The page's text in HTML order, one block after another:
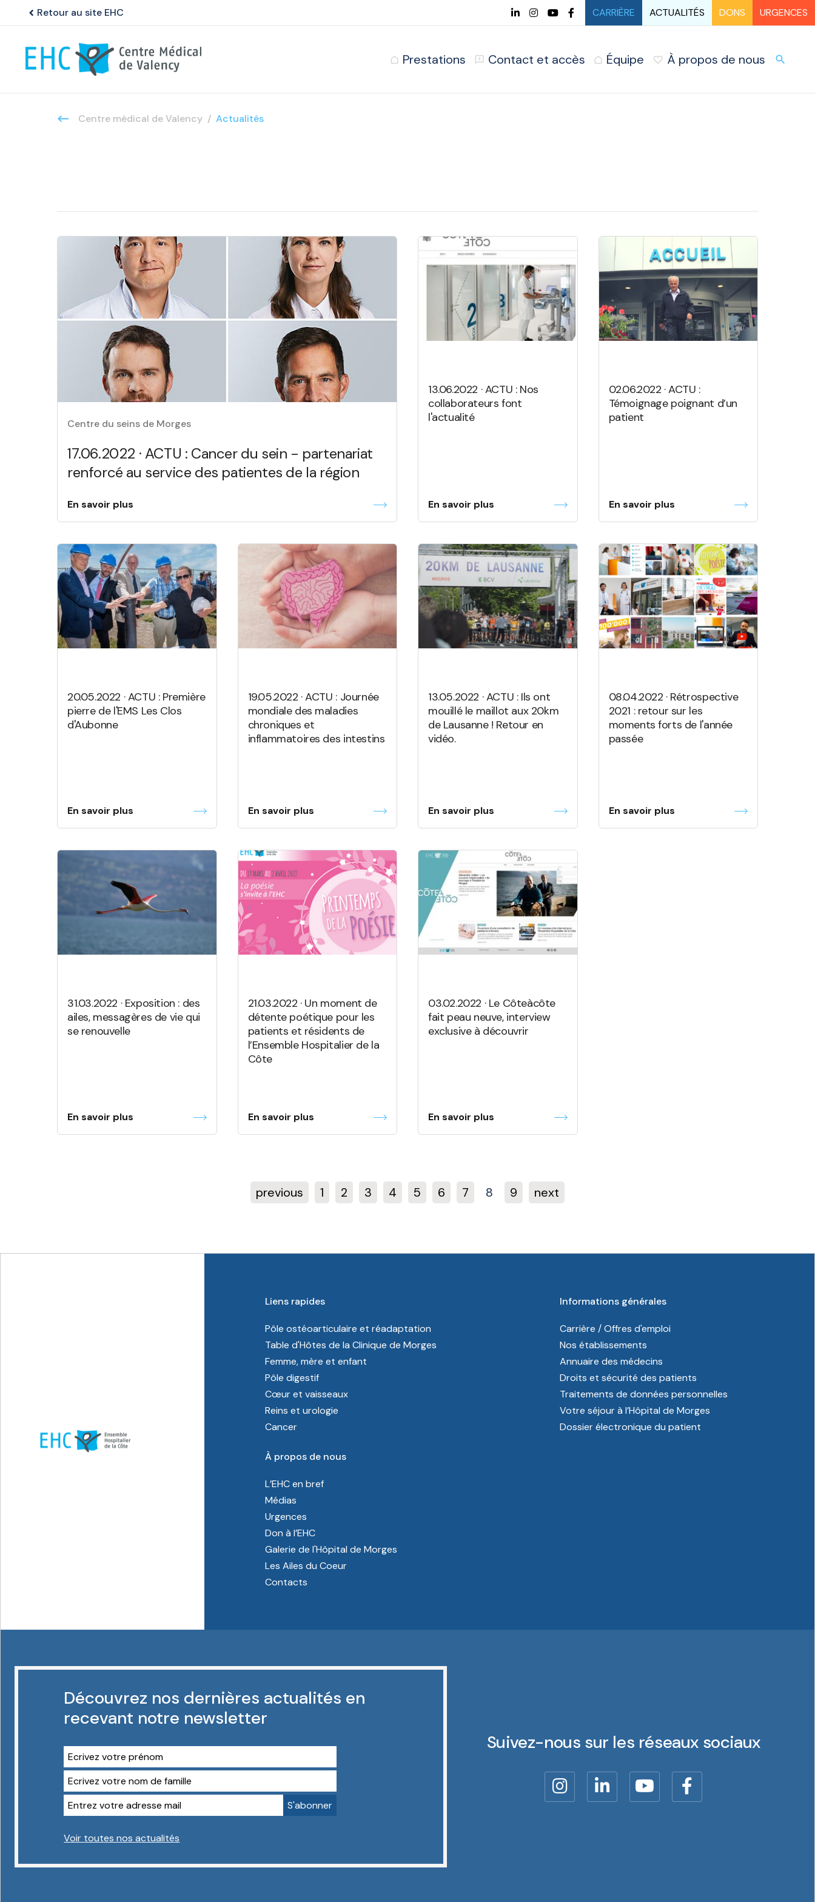
chevron_left Retour au site EHC CARRIÈRE ACTUALITÉS DONS URGENCES
Prestations Contact et accès Équipe À propos de nous search
Centre médical de Valency Actualités
Centre du seins de Morges
17.06.2022 · ACTU : Cancer du sein - partenariat
renforcé au service des patientes de la région
En savoir plus
13.06.2022 · ACTU : Nos
collaborateurs font
l'actualité
En savoir plus
02.06.2022 · ACTU :
Témoignage poignant d’un
patient
En savoir plus
20.05.2022 · ACTU : Première
pierre de l'EMS Les Clos
d'Aubonne
En savoir plus
19.05.2022 · ACTU : Journée
mondiale des maladies
chroniques et
inflammatoires des intestins
En savoir plus
13.05.2022 · ACTU : Ils ont
mouillé le maillot aux 20km
de Lausanne ! Retour en
vidéo.
En savoir plus
08.04.2022 · Rétrospective
2021 : retour sur les
moments forts de l'année
passée
En savoir plus
31.03.2022 · Exposition : des
ailes, messagères de vie qui
se renouvelle
En savoir plus
21.03.2022 · Un moment de
détente poétique pour les
patients et résidents de
l’Ensemble Hospitalier de la
Côte
En savoir plus
03.02.2022 · Le Côteàcôte
fait peau neuve, interview
exclusive à découvrir
En savoir plus
previous 1 2 3 4 5 6 7 8 9 next
Liens rapides
Pôle ostéoarticulaire et réadaptation
Table d'Hôtes de la Clinique de Morges
Femme, mère et enfant
Pôle digestif
Cœur et vaisseaux
Reins et urologie
Cancer
Informations générales
Carrière / Offres d'emploi
Nos établissements
Annuaire des médecins
Droits et sécurité des patients
Traitements de données personnelles
Votre séjour à l’Hôpital de Morges
Dossier électronique du patient
À propos de nous
L’EHC en bref
Médias
Urgences
Don à l’EHC
Galerie de l'Hôpital de Morges
Les Ailes du Coeur
Contacts
Découvrez nos dernières actualités en
recevant notre newsletter
Voir toutes nos actualités
Suivez-nous sur les réseaux sociaux